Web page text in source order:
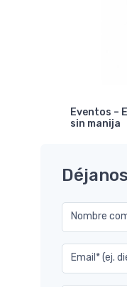
Eventos –
sin manija
Nombre
Email* (ej.